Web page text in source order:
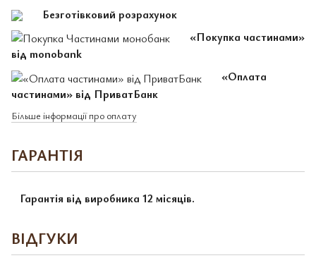
Безготівковий розрахунок
«Покупка частинами»
від monobank
«Оплата
частинами» від ПриватБанк
Більше інформації про оплату
ГАРАНТІЯ
Гарантія від виробника 12 місяців.
ВІДГУКИ